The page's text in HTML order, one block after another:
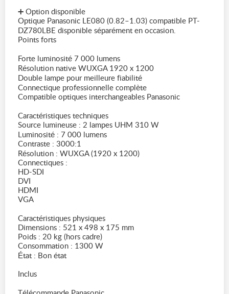
➕ Option disponible
Optique Panasonic LE080 (0.82–1.03) compatible PT-
DZ780LBE disponible séparément en occasion.
Points forts
Forte luminosité 7 000 lumens
Résolution native WUXGA 1920 x 1200
Double lampe pour meilleure fiabilité
Connectique professionnelle complète
Compatible optiques interchangeables Panasonic
Caractéristiques techniques
Source lumineuse : 2 lampes UHM 310 W
Luminosité : 7 000 lumens
Contraste : 3000:1
Résolution : WUXGA (1920 x 1200)
Connectiques :
HD-SDI
DVI
HDMI
VGA
Caractéristiques physiques
Dimensions : 521 x 498 x 175 mm
Poids : 20 kg (hors cadre)
Consommation : 1300 W
État : Bon état
Inclus